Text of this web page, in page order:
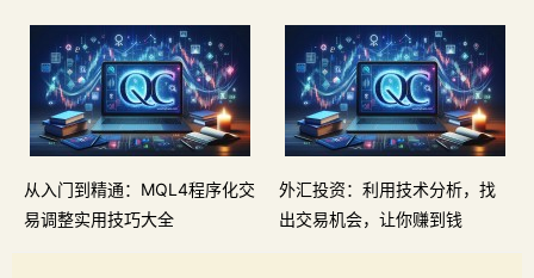
从入门到精通：MQL4程序化交
易调整实用技巧大全
外汇投资：利用技术分析，找
出交易机会，让你赚到钱